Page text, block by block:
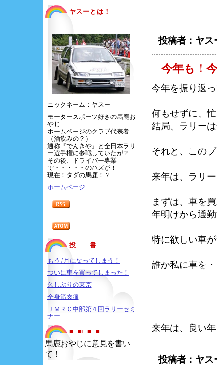
ヤスーとは！
ニックネーム：ヤスー
モータースポーツ好きの馬鹿お
やじ
ホームページのクラブ代表者
（酒飲みの？）
通称『でんきや』と全日本ラリ
ー選手権に参戦していたが？
その後、ドライバー専業
で・・・・・のハズが！
現在！タダの馬鹿！？
ホームページ
投 書
もう7月になってしまう！
ついに車を買ってしまった！
久しぶりの東京
全身筋肉痛
ＪＭＲＣ中部第４回ラリーセミ
ナー
■□■□■□■
馬鹿おやじに意見を書い
て！
投稿者：ヤ
今年も！
今年を振り返
何もせずに、
結局、ラリー
それと、この
来年は、ラリ
まずは、車を
年明けから通
特に欲しい車
誰か私に車を
来年は、良い
投稿者：ヤ